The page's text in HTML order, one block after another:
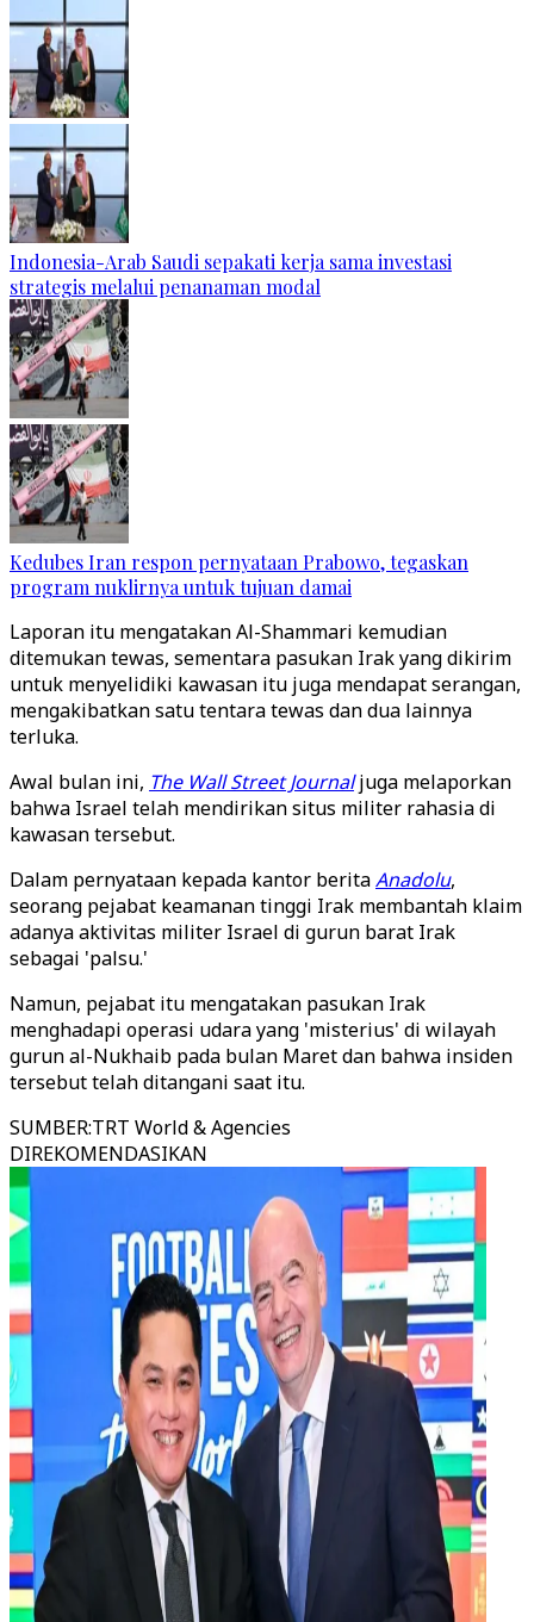
Indonesia-Arab Saudi sepakati kerja sama investasi
strategis melalui penanaman modal
Kedubes Iran respon pernyataan Prabowo, tegaskan
program nuklirnya untuk tujuan damai
Laporan itu mengatakan Al-Shammari kemudian
ditemukan tewas, sementara pasukan Irak yang dikirim
untuk menyelidiki kawasan itu juga mendapat serangan,
mengakibatkan satu tentara tewas dan dua lainnya
terluka.
Awal bulan ini, The Wall Street Journaljuga melaporkan
bahwa Israel telah mendirikan situs militer rahasia di
kawasan tersebut.
Dalam pernyataan kepada kantor beritaAnadolu,
seorang pejabat keamanan tinggi Irak membantah klaim
adanya aktivitas militer Israel di gurun barat Irak
sebagai 'palsu.'
Namun, pejabat itu mengatakan pasukan Irak
menghadapi operasi udara yang 'misterius' di wilayah
gurun al-Nukhaib pada bulan Maret dan bahwa insiden
tersebut telah ditangani saat itu.
SUMBER:TRT World & Agencies
DIREKOMENDASIKAN